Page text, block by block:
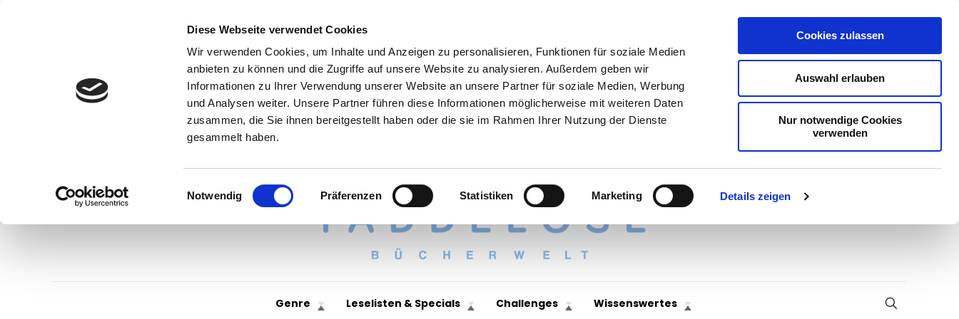
Diese Webseite verwendet Cookies
Wir verwenden Cookies, um Inhalte und Anzeigen zu personalisieren, Funktionen für soziale Medien
anbieten zu können und die Zugriffe auf unsere Website zu analysieren. Außerdem geben wir
Informationen zu Ihrer Verwendung unserer Website an unsere Partner für soziale Medien, Werbung
und Analysen weiter. Unsere Partner führen diese Informationen möglicherweise mit weiteren Daten
zusammen, die Sie ihnen bereitgestellt haben oder die sie im Rahmen Ihrer Nutzung der Dienste
gesammelt haben.
Einwilligungsauswahl
Notwendig Präferenzen Statistiken Marketing Details zeigen
Cookies zulassen
Auswahl erlauben
Nur notwendige Cookies
verwenden
Genre Leselisten & Specials Challenges Wissenswertes